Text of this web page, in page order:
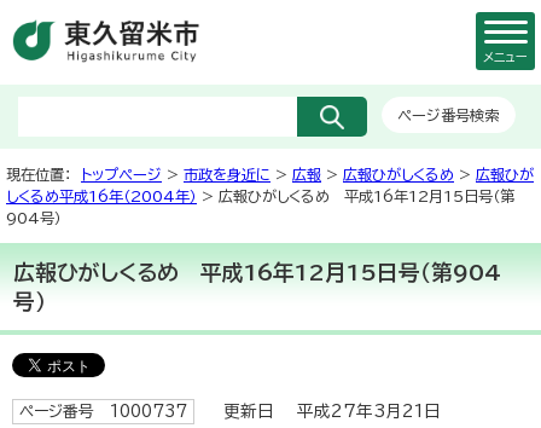
ページ番号検索
メニュー
現在位置： トップページ > 市政を身近に > 広報 > 広報ひがしくるめ > 広報ひが
しくるめ平成16年（2004年） > 広報ひがしくるめ 平成16年12月15日号（第
904号）
広報ひがしくるめ 平成16年12月15日号（第904
号）
ページ番号 1000737 更新日 平成27年3月21日